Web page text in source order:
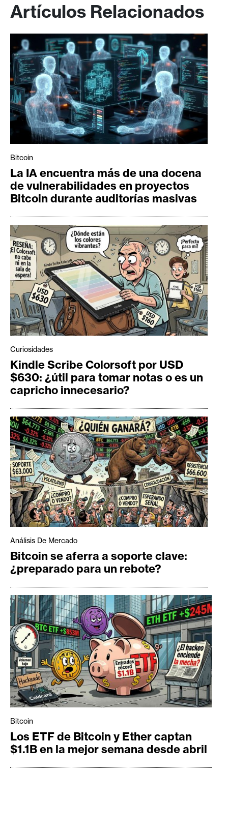
Artículos Relacionados
Bitcoin
La IA encuentra más de una docena
de vulnerabilidades en proyectos
Bitcoin durante auditorías masivas
Curiosidades
Kindle Scribe Colorsoft por USD
$630: ¿útil para tomar notas o es un
capricho innecesario?
Análisis De Mercado
Bitcoin se aferra a soporte clave:
¿preparado para un rebote?
Bitcoin
Los ETF de Bitcoin y Ether captan
$1.1B en la mejor semana desde abril